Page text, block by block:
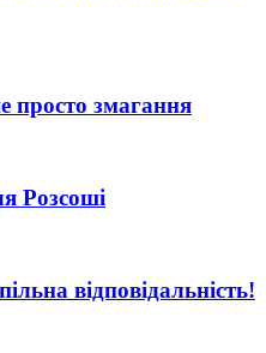
просто змагання
Розсоші
відповідальність!